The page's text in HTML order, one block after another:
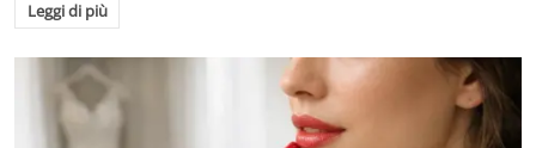
Leggi di più